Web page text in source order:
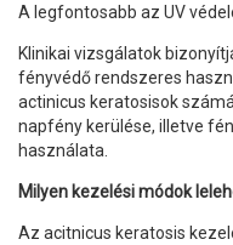
A legfontosabb az UV
Klinikai vizsgálatok
fényvédő rendszeres
actinicus keratosisok
napfény kerülése, illetve
használata.
Milyen kezelési módok
Az acitnicus keratosis